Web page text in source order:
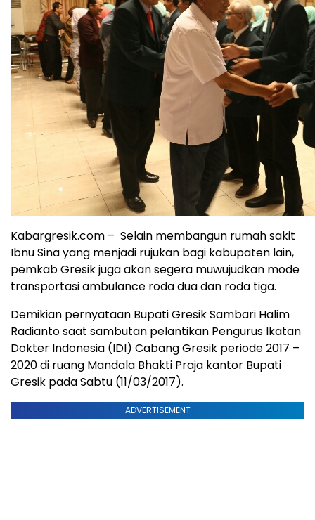
Kabargresik.com – Selain membangun rumah sakit
Ibnu Sina yang menjadi rujukan bagi kabupaten lain,
pemkab Gresik juga akan segera muwujudkan mode
transportasi ambulance roda dua dan roda tiga.
Demikian pernyataan Bupati Gresik Sambari Halim
Radianto saat sambutan pelantikan Pengurus Ikatan
Dokter Indonesia (IDI) Cabang Gresik periode 2017 –
2020 di ruang Mandala Bhakti Praja kantor Bupati
Gresik pada Sabtu (11/03/2017).
ADVERTISEMENT